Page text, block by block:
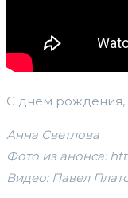
С днём
Анна Светлова
Фото из анонса:
Видео: Павел